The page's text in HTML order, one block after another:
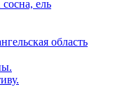
ель
область